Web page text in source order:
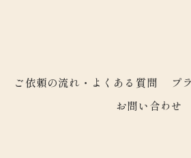
ご依頼の流れ・よくある質問 プ
お問い合わせ